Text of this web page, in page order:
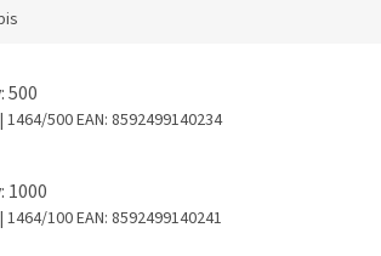
| 1464/500EAN: 8592499140234
| 1464/100EAN: 8592499140241